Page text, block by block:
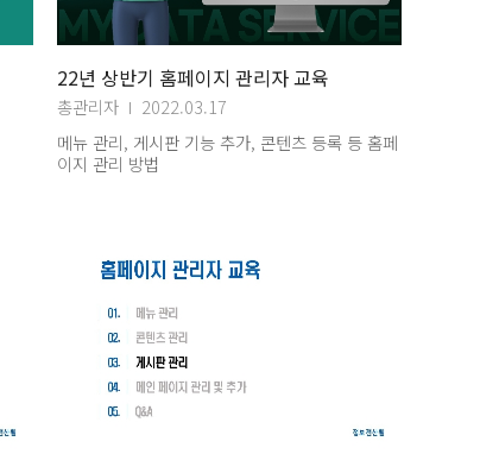
22년 상반기 홈페이지 관리자 교육
총관리자
2022.03.17
메뉴 관리, 게시판 기능 추가, 콘텐츠 등록 등 홈페
이지 관리 방법